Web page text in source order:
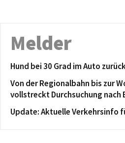
Melder
Hund bei 30 Grad im Auto
Von der Regionalbahn bis zur
vollstreckt Durchsuchung nach
Update: Aktuelle Verkehrsinfo